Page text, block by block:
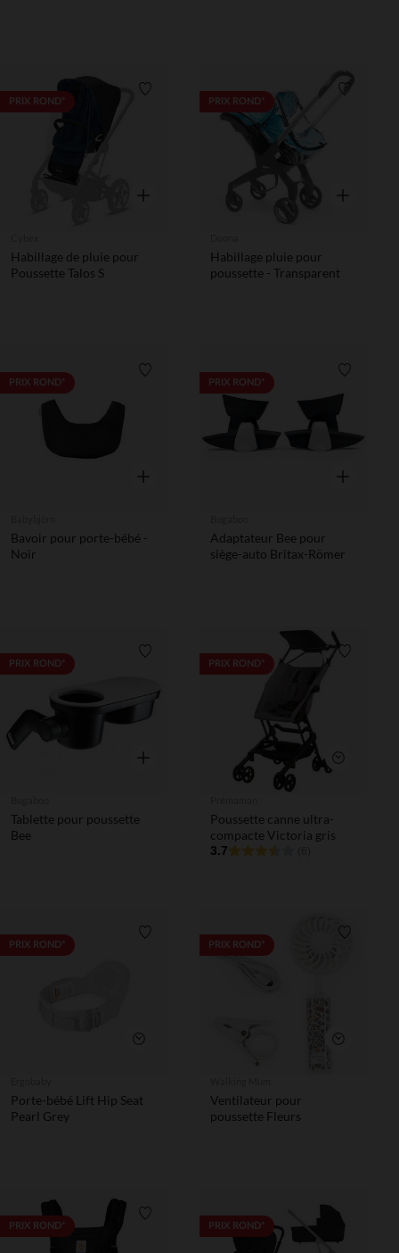
PRIX ROND* Liste de souhaits
Aperçu rapide
Habillage de pluie pour
Poussette Talos S
PRIX ROND*
Aperçu
Habillage pluie pour
poussette - Transparent
PRIX ROND* Liste de souhaits
Aperçu rapide
Bavoir pour porte-bébé -
Noir
PRIX ROND*
Aperçu
Adaptateur Bee pour
siège-auto Britax-Römer
PRIX ROND* Liste de souhaits
Aperçu rapide
Tablette pour poussette
Bee
PRIX ROND*
Poussette canne ultra-
compacte Victoria gris
3.7
PRIX ROND* Liste de souhaits
Porte-bébé Lift Hip Seat
Pearl Grey
PRIX ROND*
Ventilateur pour
poussette Fleurs
PRIX ROND* Liste de souhaits
PRIX ROND*